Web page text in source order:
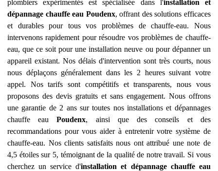
plombiers expérimentés est spécialisée dans l'installation et
dépannage chauffe eau Poudenx, offrant des solutions efficaces
et durables pour tous vos problèmes de chauffe-eau. Nous
intervenons rapidement pour résoudre vos problèmes de chauffe-
eau, que ce soit pour une installation neuve ou pour dépanner un
appareil existant. Nos délais d'intervention sont très courts, nous
nous déplaçons généralement dans les 2 heures suivant votre
appel. Nos tarifs sont compétitifs et transparents, nous vous
proposons des devis gratuits et sans engagement. Nous offrons
une garantie de 2 ans sur toutes nos installations et dépannages
chauffe eauPoudenx, ainsi que des conseils et des
recommandations pour vous aider à entretenir votre système de
chauffe-eau. Nos clients satisfaits nous ont attribué une note de
4,5 étoiles sur 5, témoignant de la qualité de notre travail. Si vous
cherchez un service d'installation et dépannage chauffe eau